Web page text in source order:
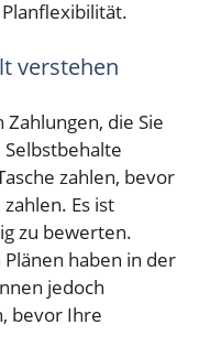
verstehen
die Sie
zahlen, bevor
Es ist
zu bewerten.
haben in der
jedoch
bevor Ihre